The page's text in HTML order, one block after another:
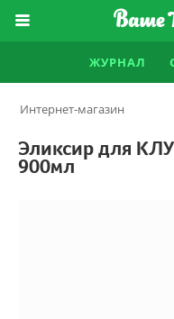
ЖУРНАЛ
Интернет-магазин
Эликсир для
900мл